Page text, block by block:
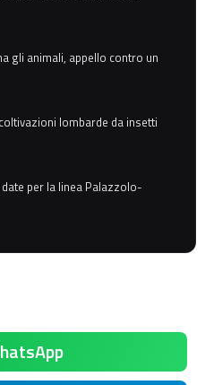
gli animali, appello contro un
lombarde da insetti
per la linea Palazzolo-